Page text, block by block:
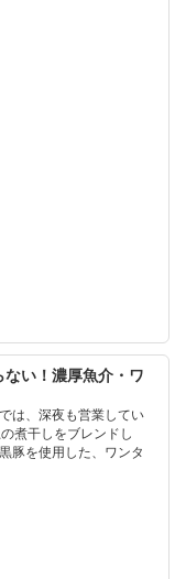
い！濃厚魚介・ワ
は、深夜も営業してい
煮干しをブレンドし
豚を使用した、ワンタ